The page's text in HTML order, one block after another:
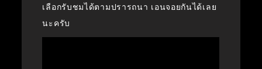
เลือกรับชมได้ตามปรารถนา เอนจอยกันได้เลย
นะครับ